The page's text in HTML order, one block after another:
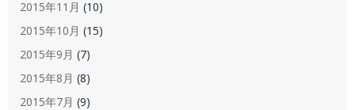
2015年11月 (10)
2015年10月 (15)
2015年9月 (7)
2015年8月 (8)
2015年7月 (9)